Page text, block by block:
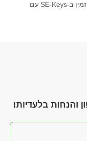
Peachleaf Pirates — משחק Adventure זמין ב-SE-Keys עם
והנחות בלעדיות!